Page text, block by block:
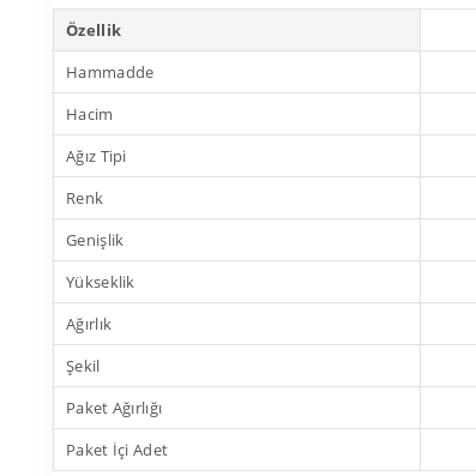
Özellik
Hammadde
Hacim
Ağız Tipi
Renk
Genişlik
Yükseklik
Ağırlık
Şekil
Paket Ağırlığı
Paket İçi Adet